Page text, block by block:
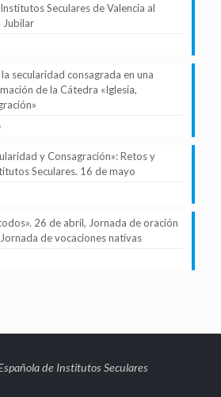
Seculares de Valencia al
Jubilar
secularidad consagrada en una
de la Cátedra «Iglesia,
y Consagración»: Retos y
Seculares. 16 de mayo
26 de abril, Jornada de oración
de vocaciones nativas
de Institutos Seculares